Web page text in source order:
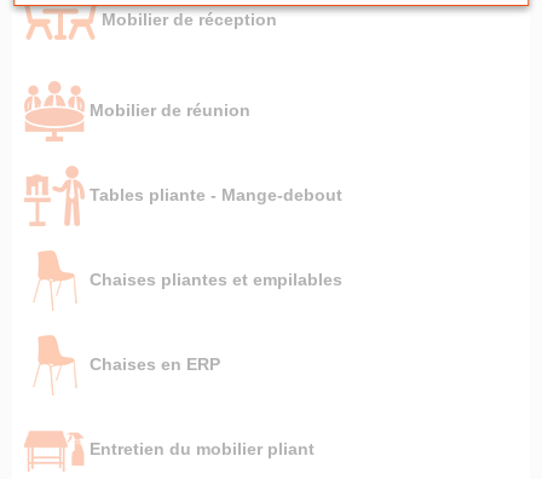
Mobilier de réception
Mobilier de réunion
Tables pliante - Mange-debout
Chaises pliantes et empilables
Chaises en ERP
Entretien du mobilier pliant